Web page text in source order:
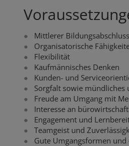
Mittlerer
Organisatorische
Flexibilität
Kaufmännisches Denken
Kunden- und
Sorgfalt sowie mündliches
Freude am Umgang mit
Interesse an
Engagement und
Teamgeist und
Gute Umgangsformen